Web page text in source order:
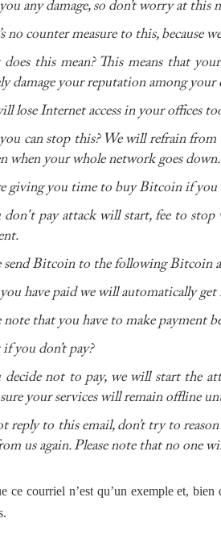
you any damage, so don’t worry at this
no counter measure to this,
does this mean? This means that
damage your reputation among your
lose Internet access in your offices
can stop this? We will refrain from
when your whole network goes
giving you time to buy Bitcoin if you
pay attack will start, fee to stop
send Bitcoin to the following Bitcoin
have paid we will automatically
note that you have to make payment
you don’t pay?
decide not to pay, we will start the
your services will remain offline
reply to this email, don’t try to
us again. Please note that no one
ce courriel n’est qu’un exemple et, bien